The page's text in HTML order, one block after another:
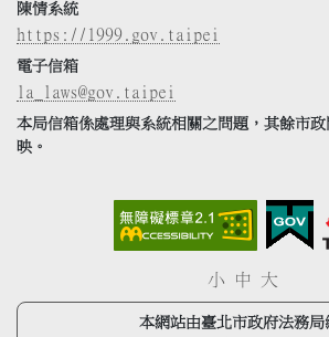
陳情系統
https://1999.gov.taipei
電子信箱
la_laws@gov.taipei
本局信箱係處理與系統相關之問題，其餘市
映。
小 中 大
本網站由臺北市政府法務局